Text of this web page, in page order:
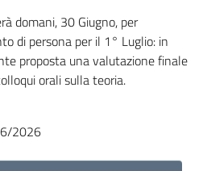
domani, 30 Giugno, per
di persona per il 1° Luglio: in
proposta una valutazione finale
orali sulla teoria.
2026